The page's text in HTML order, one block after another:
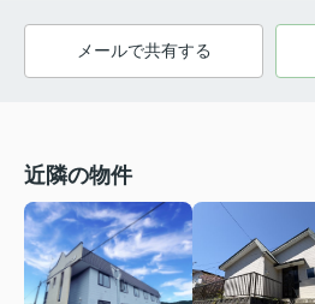
メールで共有する
近隣の物件